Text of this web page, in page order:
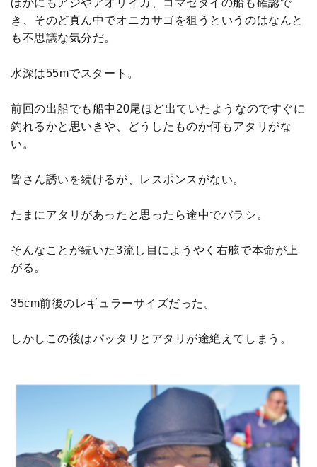
ほかにもアジやアオリイカ、コマセダイの船も確認で
き、そのど真ん中でオニカサゴを狙うというのはなんと
も不思議な気分だ。
水深は55mでスタート。
前回の出船でも船中20尾ほど出ていたようなのですぐに
釣れるかと思いきや、どうしたものか何もアタリがな
い。
皆さん誘いを続けるが、レスポンスがない。
たまにアタリがあったと思ったら途中でバラシ。
そんなことが続いた3流し目にようやく右舷で本命が上
がる。
35cm前後のレギュラーサイズだった。
しかしこの後はパッタリとアタリが途絶えてしまう。